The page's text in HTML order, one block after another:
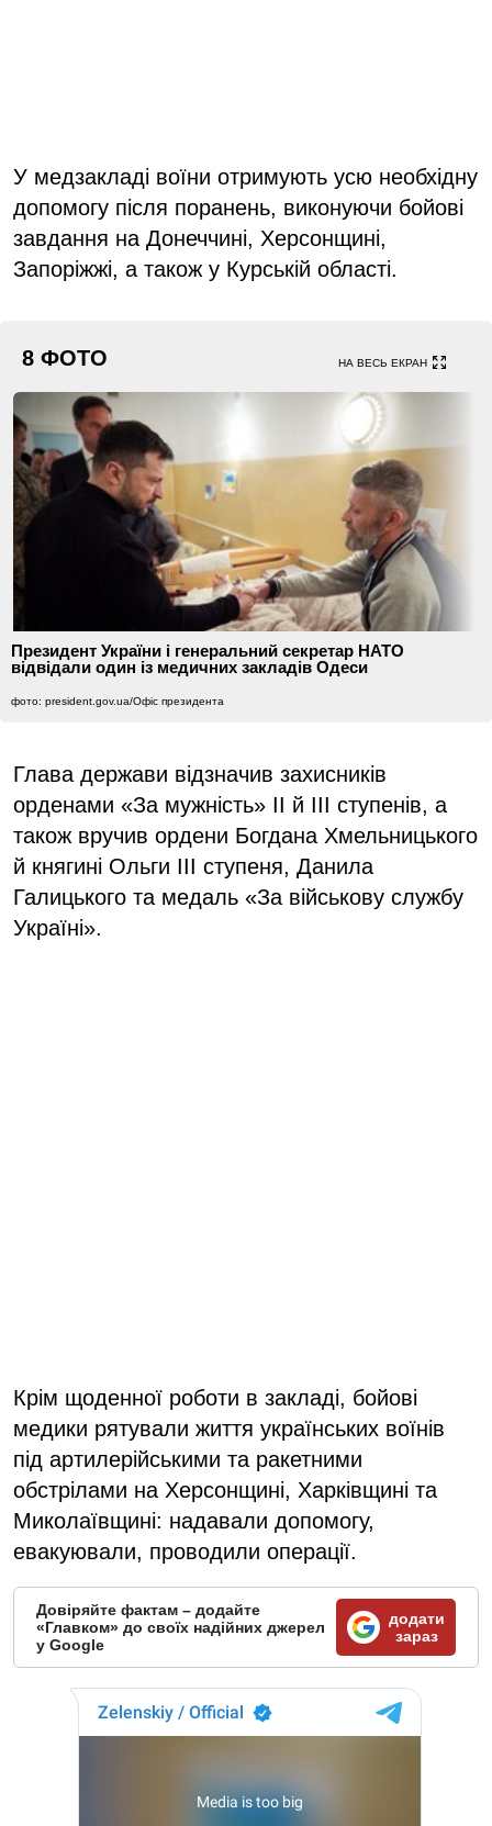
У медзакладі воїни отримують усю необхідну
допомогу після поранень, виконуючи бойові
завдання на Донеччині, Херсонщині,
Запоріжжі, а також у Курській області.
8 ФОТО НА ВЕСЬ ЕКРАН
Президент України і генеральний секретар НАТО
відвідали один із медичних закладів Одеси
фото: president.gov.ua/Офіс президента
Глава держави відзначив захисників
орденами «За мужність» ІІ й ІІІ ступенів, а
також вручив ордени Богдана Хмельницького
й княгині Ольги ІІІ ступеня, Данила
Галицького та медаль «За військову службу
Україні».
Крім щоденної роботи в закладі, бойові
медики рятували життя українських воїнів
під артилерійськими та ракетними
обстрілами на Херсонщині, Харківщині та
Миколаївщині: надавали допомогу,
евакуювали, проводили операції.
Довіряйте фактам – додайте
«Главком» до своїх надійних джерел
у Google
додати
зараз